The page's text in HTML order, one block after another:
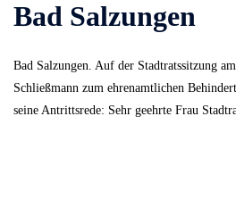
Bad Salzungen
Bad Salzungen. Auf der Stadtratssitzung
Schließmann zum ehrenamtlichen
seine Antrittsrede: Sehr geehrte Frau